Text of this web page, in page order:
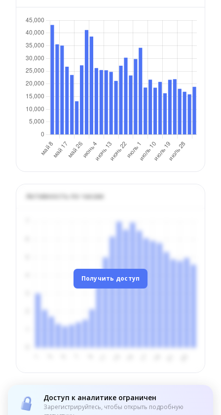
Активность по часам
Получить доступ
Доступ к аналитике ограничен
Зарегистрируйтесь, чтобы открыть подробную